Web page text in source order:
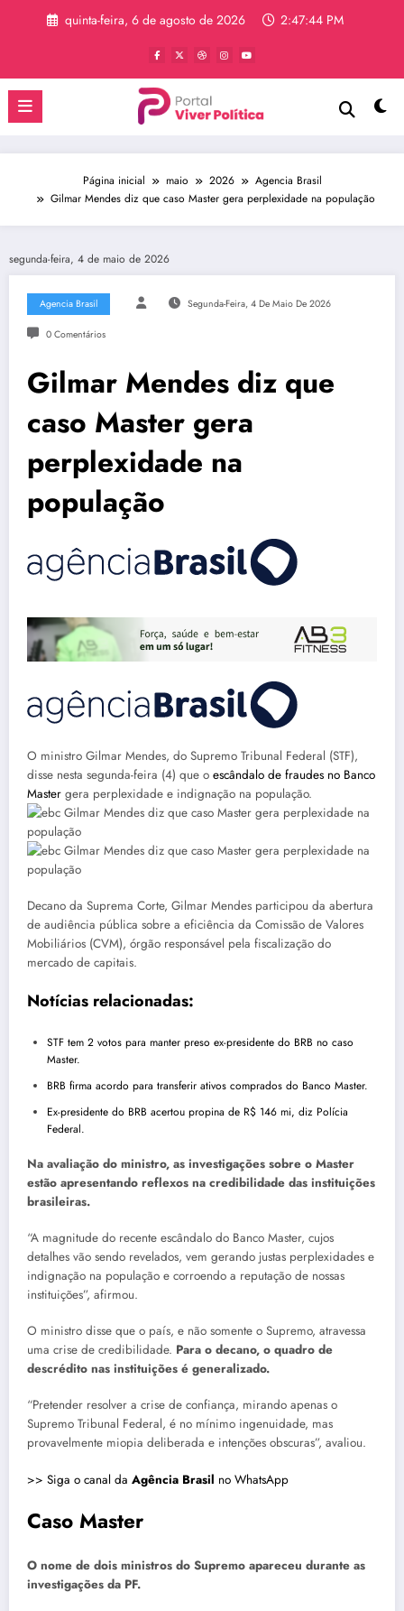
quinta-feira, 6 de agosto de 2026 2:47:44 PM
Página inicial maio 2026
Agencia Brasil
Gilmar Mendes diz que caso Master gera perplexidade na população
segunda-feira, 4 de maio de 2026
Agencia Brasil Segunda-Feira, 4 De Maio De 2026
0 Comentários
Gilmar Mendes diz que
caso Master gera
perplexidade na
população
O ministro Gilmar Mendes, do Supremo Tribunal Federal (STF),
disse nesta segunda-feira (4) que o escândalo de fraudes no Banco
Master gera perplexidade e indignação na população.
Decano da Suprema Corte, Gilmar Mendes participou da abertura
de audiência pública sobre a eficiência da Comissão de Valores
Mobiliários (CVM), órgão responsável pela fiscalização do
mercado de capitais.
Notícias relacionadas:
STF tem 2 votos para manter preso ex-presidente do BRB no caso
Master.
BRB firma acordo para transferir ativos comprados do Banco Master.
Ex-presidente do BRB acertou propina de R$ 146 mi, diz Polícia
Federal.
Na avaliação do ministro, as investigações sobre o Master
estão apresentando reflexos na credibilidade das instituições
brasileiras.
“A magnitude do recente escândalo do Banco Master, cujos
detalhes vão sendo revelados, vem gerando justas perplexidades e
indignação na população e corroendo a reputação de nossas
instituições”, afirmou.
O ministro disse que o país, e não somente o Supremo, atravessa
uma crise de credibilidade. Para o decano, o quadro de
descrédito nas instituições é generalizado.
“Pretender resolver a crise de confiança, mirando apenas o
Supremo Tribunal Federal, é no mínimo ingenuidade, mas
provavelmente miopia deliberada e intenções obscuras”, avaliou.
>> Siga o canal da Agência Brasil no WhatsApp
Caso Master
O nome de dois ministros do Supremo apareceu durante as
investigações da PF.